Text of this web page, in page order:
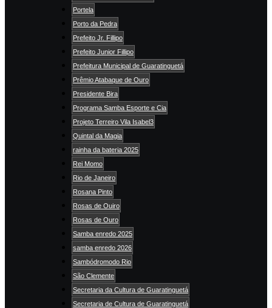
Portela
Porto da Pedra
Prefeito Jr. Fillipo
Prefeito Junior Fillipo
Prefeitura Municipal de Guaratinguetá
Prêmio Atabaque de Ouro
Presidente Bira
Programa Samba Esporte e Cia
Projeto Terreiro Vila Isabel3
Quintal da Magia
rainha da bateria 2025
Rei Momo
Rio de Janeiro
Rosana Pinto
Rosas de Ouiro
Rosas de Ouro
Samba enredo 2025
samba enredo 2026
Sambódromodo Rio
São Clemente
Secretaria da Cultura de Guaratinguetá
Secretaria de Cultura de Guaratinguetá